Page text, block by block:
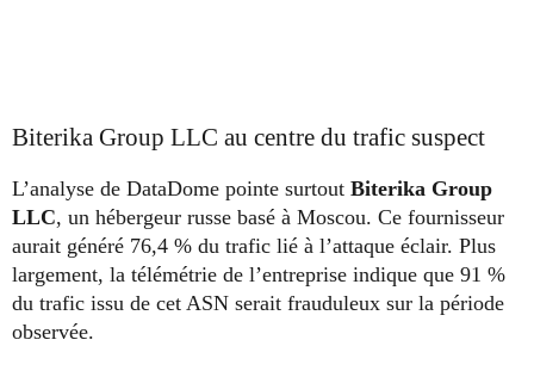
Biterika Group LLC au centre du trafic suspect
L’analyse de DataDome pointe surtout Biterika Group
LLC, un hébergeur russe basé à Moscou. Ce fournisseur
aurait généré 76,4 % du trafic lié à l’attaque éclair. Plus
largement, la télémétrie de l’entreprise indique que 91 %
du trafic issu de cet ASN serait frauduleux sur la période
observée.